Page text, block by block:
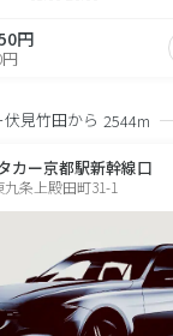
円
見竹田から 2544m
カー京都駅新幹線口
条上殿田町31-1